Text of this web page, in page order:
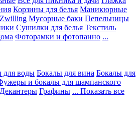
Корзины для белья Маникюрные
Мусорные баки Пепельницы
Сушилки для белья Текстиль
Фоторамки и фотопанно ...
для воды Бокалы для вина Бокалы для
и бокалы для шампанского
Декантеры Графины ... Показать все